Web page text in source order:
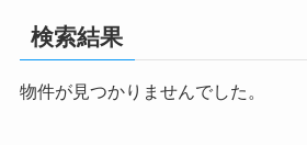
検索結果
物件が見つかりませんでした。